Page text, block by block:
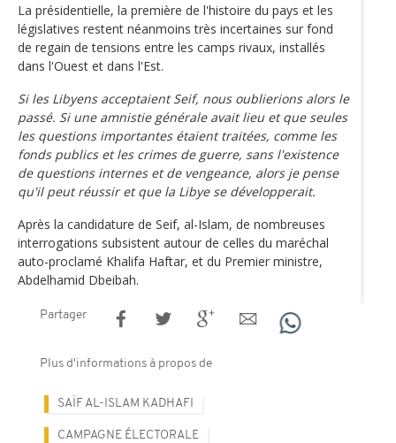
La présidentielle, la première de l'histoire du pays et les
législatives restent néanmoins très incertaines sur fond
de regain de tensions entre les camps rivaux, installés
dans l'Ouest et dans l'Est.
Si les Libyens acceptaient Seif, nous oublierions alors le
passé. Si une amnistie générale avait lieu et que seules
les questions importantes étaient traitées, comme les
fonds publics et les crimes de guerre, sans l'existence
de questions internes et de vengeance, alors je pense
qu'il peut réussir et que la Libye se développerait.
Après la candidature de Seif, al-Islam, de nombreuses
interrogations subsistent autour de celles du maréchal
auto-proclamé Khalifa Haftar, et du Premier ministre,
Abdelhamid Dbeibah.
Partager
Plus d'informations à propos de
SAÏF AL-ISLAM KADHAFI
CAMPAGNE ÉLECTORALE